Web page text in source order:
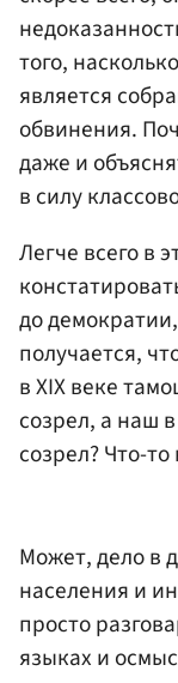
того,
является
обвинения.
даже и
в силу
Легче всего в
до
получается,
в XIX веке
созрел, а наш
созрел? Что-
Может, дело в
населения и
просто
языках и